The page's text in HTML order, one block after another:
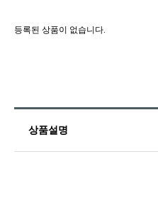
등록된 상품이 없습니다.
상품설명